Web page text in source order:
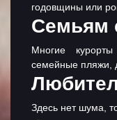
годовщины или
Семьям
Многие
семейные пляжи,
Здесь нет шума,